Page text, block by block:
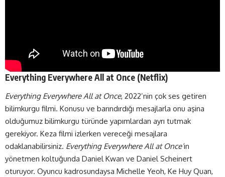
Everything Everywhere All at Once (Netflix)
Everything Everywhere All at Once, 2022’nin çok ses getiren
bilimkurgu filmi. Konusu ve barındırdığı mesajlarla onu aşina
olduğumuz bilimkurgu türünde yapımlardan ayrı tutmak
gerekiyor. Keza filmi izlerken vereceği mesajlara
odaklanabilirsiniz. Everything Everywhere All at Once’ın
yönetmen koltuğunda Daniel Kwan ve Daniel Scheinert
oturuyor. Oyuncu kadrosundaysa Michelle Yeoh, Ke Huy Quan,